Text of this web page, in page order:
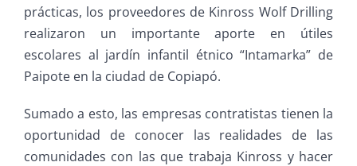
prácticas, los proveedores de Kinross Wolf Drilling
realizaron un importante aporte en útiles
escolares al jardín infantil étnico “Intamarka” de
Paipote en la ciudad de Copiapó.
Sumado a esto, las empresas contratistas tienen la
oportunidad de conocer las realidades de las
comunidades con las que trabaja Kinross y hacer